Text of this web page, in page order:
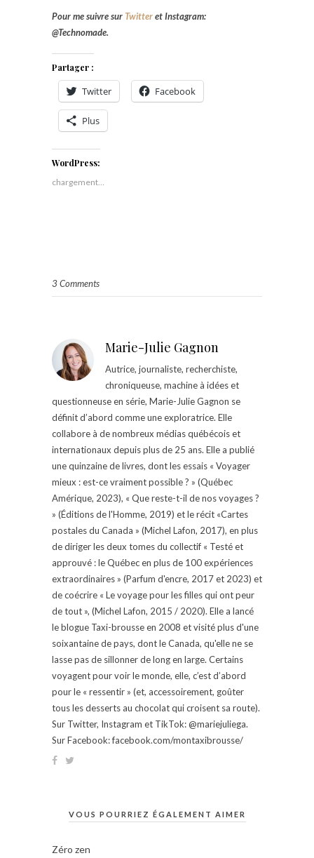
Pour me suivre sur Twitteret Instagram:
@Technomade.
Partager :
Twitter Facebook
Plus
WordPress:
chargement…
3 Comments
Marie-Julie Gagnon
Autrice, journaliste, recherchiste,
chroniqueuse, machine à idées et
questionneuse en série, Marie-Julie Gagnon se
définit d’abord comme une exploratrice. Elle
collabore à de nombreux médias québécois et
internationaux depuis plus de 25 ans. Elle a publié
une quinzaine de livres, dont les essais « Voyager
mieux : est-ce vraiment possible ? » (Québec
Amérique, 2023), « Que reste-t-il de nos voyages ?
» (Éditions de l'Homme, 2019) et le récit «Cartes
postales du Canada » (Michel Lafon, 2017), en plus
de diriger les deux tomes du collectif « Testé et
approuvé : le Québec en plus de 100 expériences
extraordinaires » (Parfum d'encre, 2017 et 2023) et
de coécrire « Le voyage pour les filles qui ont peur
de tout », (Michel Lafon, 2015 / 2020). Elle a lancé
le blogue Taxi-brousse en 2008 et visité plus d'une
soixantaine de pays, dont le Canada, qu'elle ne se
lasse pas de sillonner de long en large. Certains
voyagent pour voir le monde, elle, c’est d’abord
pour le « ressentir » (et, accessoirement, goûter
tous les desserts au chocolat qui croisent sa route).
Sur Twitter, Instagram et TikTok: @mariejuliega.
Sur Facebook: facebook.com/montaxibrousse/
VOUS POURRIEZ ÉGALEMENT AIMER
Zéro zen